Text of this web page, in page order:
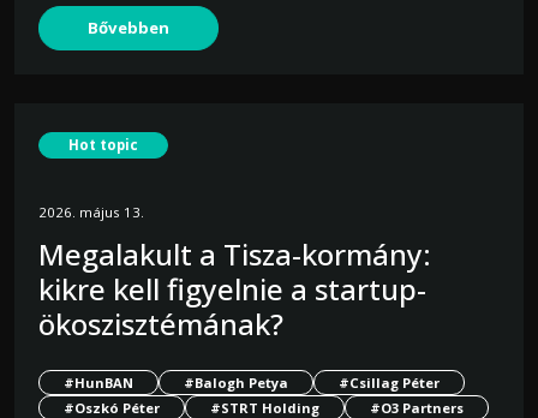
Bővebben
Hot topic
2026. május 13.
Megalakult a Tisza-kormány:
kikre kell figyelnie a startup-
ökoszisztémának?
#HunBAN #Balogh Petya
#Csillag Péter
#Oszkó Péter
#STRT Holding
#O3 Partners